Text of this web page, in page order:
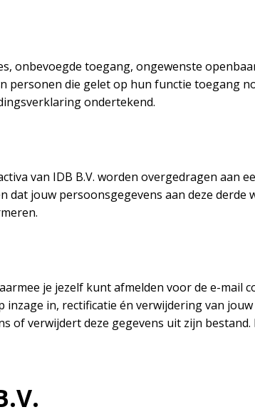
onbevoegde toegang, ongewenste
personen die gelet op hun functie toegang
ondertekend.
van IDB B.V. worden overgedragen aan
jouw persoonsgegevens aan deze derde
je jezelf kunt afmelden voor de e-mail
in, rectificatie én verwijdering van
of verwijdert deze gegevens uit zijn